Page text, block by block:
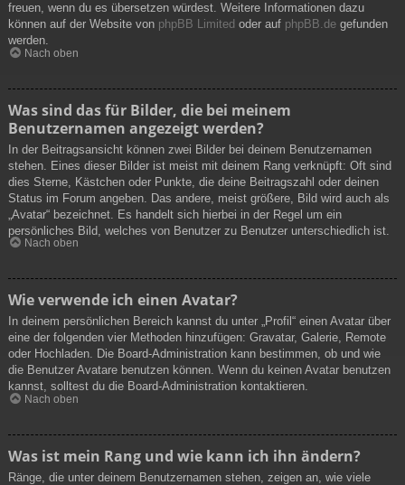
freuen, wenn du es übersetzen würdest. Weitere Informationen dazu
können auf der Website von phpBB Limited oder auf phpBB.de gefunden
werden.
Nach oben
Was sind das für Bilder, die bei meinem
Benutzernamen angezeigt werden?
In der Beitragsansicht können zwei Bilder bei deinem Benutzernamen
stehen. Eines dieser Bilder ist meist mit deinem Rang verknüpft: Oft sind
dies Sterne, Kästchen oder Punkte, die deine Beitragszahl oder deinen
Status im Forum angeben. Das andere, meist größere, Bild wird auch als
„Avatar“ bezeichnet. Es handelt sich hierbei in der Regel um ein
persönliches Bild, welches von Benutzer zu Benutzer unterschiedlich ist.
Nach oben
Wie verwende ich einen Avatar?
In deinem persönlichen Bereich kannst du unter „Profil“ einen Avatar über
eine der folgenden vier Methoden hinzufügen: Gravatar, Galerie, Remote
oder Hochladen. Die Board-Administration kann bestimmen, ob und wie
die Benutzer Avatare benutzen können. Wenn du keinen Avatar benutzen
kannst, solltest du die Board-Administration kontaktieren.
Nach oben
Was ist mein Rang und wie kann ich ihn ändern?
Ränge, die unter deinem Benutzernamen stehen, zeigen an, wie viele